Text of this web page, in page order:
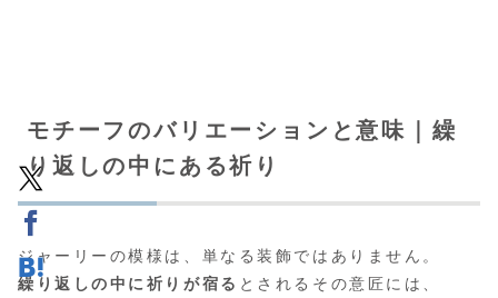
モチーフのバリエーションと意味｜繰
り返しの中にある祈り
ジャーリーの模様は、単なる装飾ではありません。
繰り返しの中に祈りが宿る とされるその意匠には、